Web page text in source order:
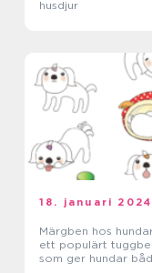
husdjur
18. januari 2024
Märgben hos
ett populärt
som ger hundar